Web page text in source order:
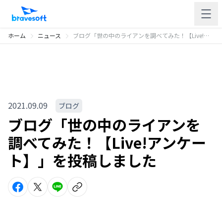
ホーム ニュース ブログ「世の中のライアンを調べてみた！【Live!アンケート】」を投稿しました
2021.09.09 ブログ
ブログ「世の中のライアンを
調べてみた！【Live!アンケー
ト】」を投稿しました